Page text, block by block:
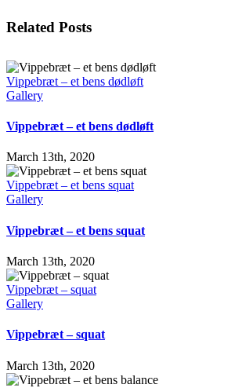
Facebook
X
LinkedIn
WhatsApp
Tumblr
Pinterest
Email
Related Posts
Vippebræt – et bens dødløft
Gallery
Vippebræt – et bens dødløft
March 13th, 2020
Vippebræt – et bens squat
Gallery
Vippebræt – et bens squat
March 13th, 2020
Vippebræt – squat
Gallery
Vippebræt – squat
March 13th, 2020